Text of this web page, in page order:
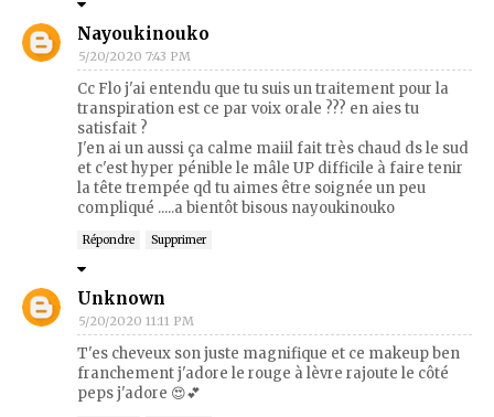
Nayoukinouko
5/20/2020 7:43 PM
Cc Flo j'ai entendu que tu suis un traitement pour la
transpiration est ce par voix orale ??? en aies tu
satisfait ?
J'en ai un aussi ça calme maiil fait très chaud ds le sud
et c'est hyper pénible le mâle UP difficile à faire tenir
la tête trempée qd tu aimes être soignée un peu
compliqué .....a bientôt bisous nayoukinouko
Répondre Supprimer
Unknown
5/20/2020 11:11 PM
T'es cheveux son juste magnifique et ce makeup ben
franchement j'adore le rouge à lèvre rajoute le côté
peps j'adore 😍💕